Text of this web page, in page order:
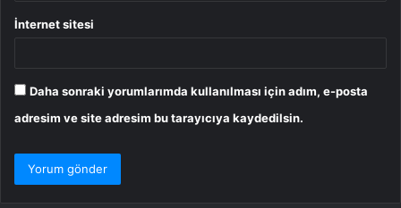
İnternet sitesi
Daha sonraki yorumlarımda kullanılması için adım, e-posta
adresim ve site adresim bu tarayıcıya kaydedilsin.